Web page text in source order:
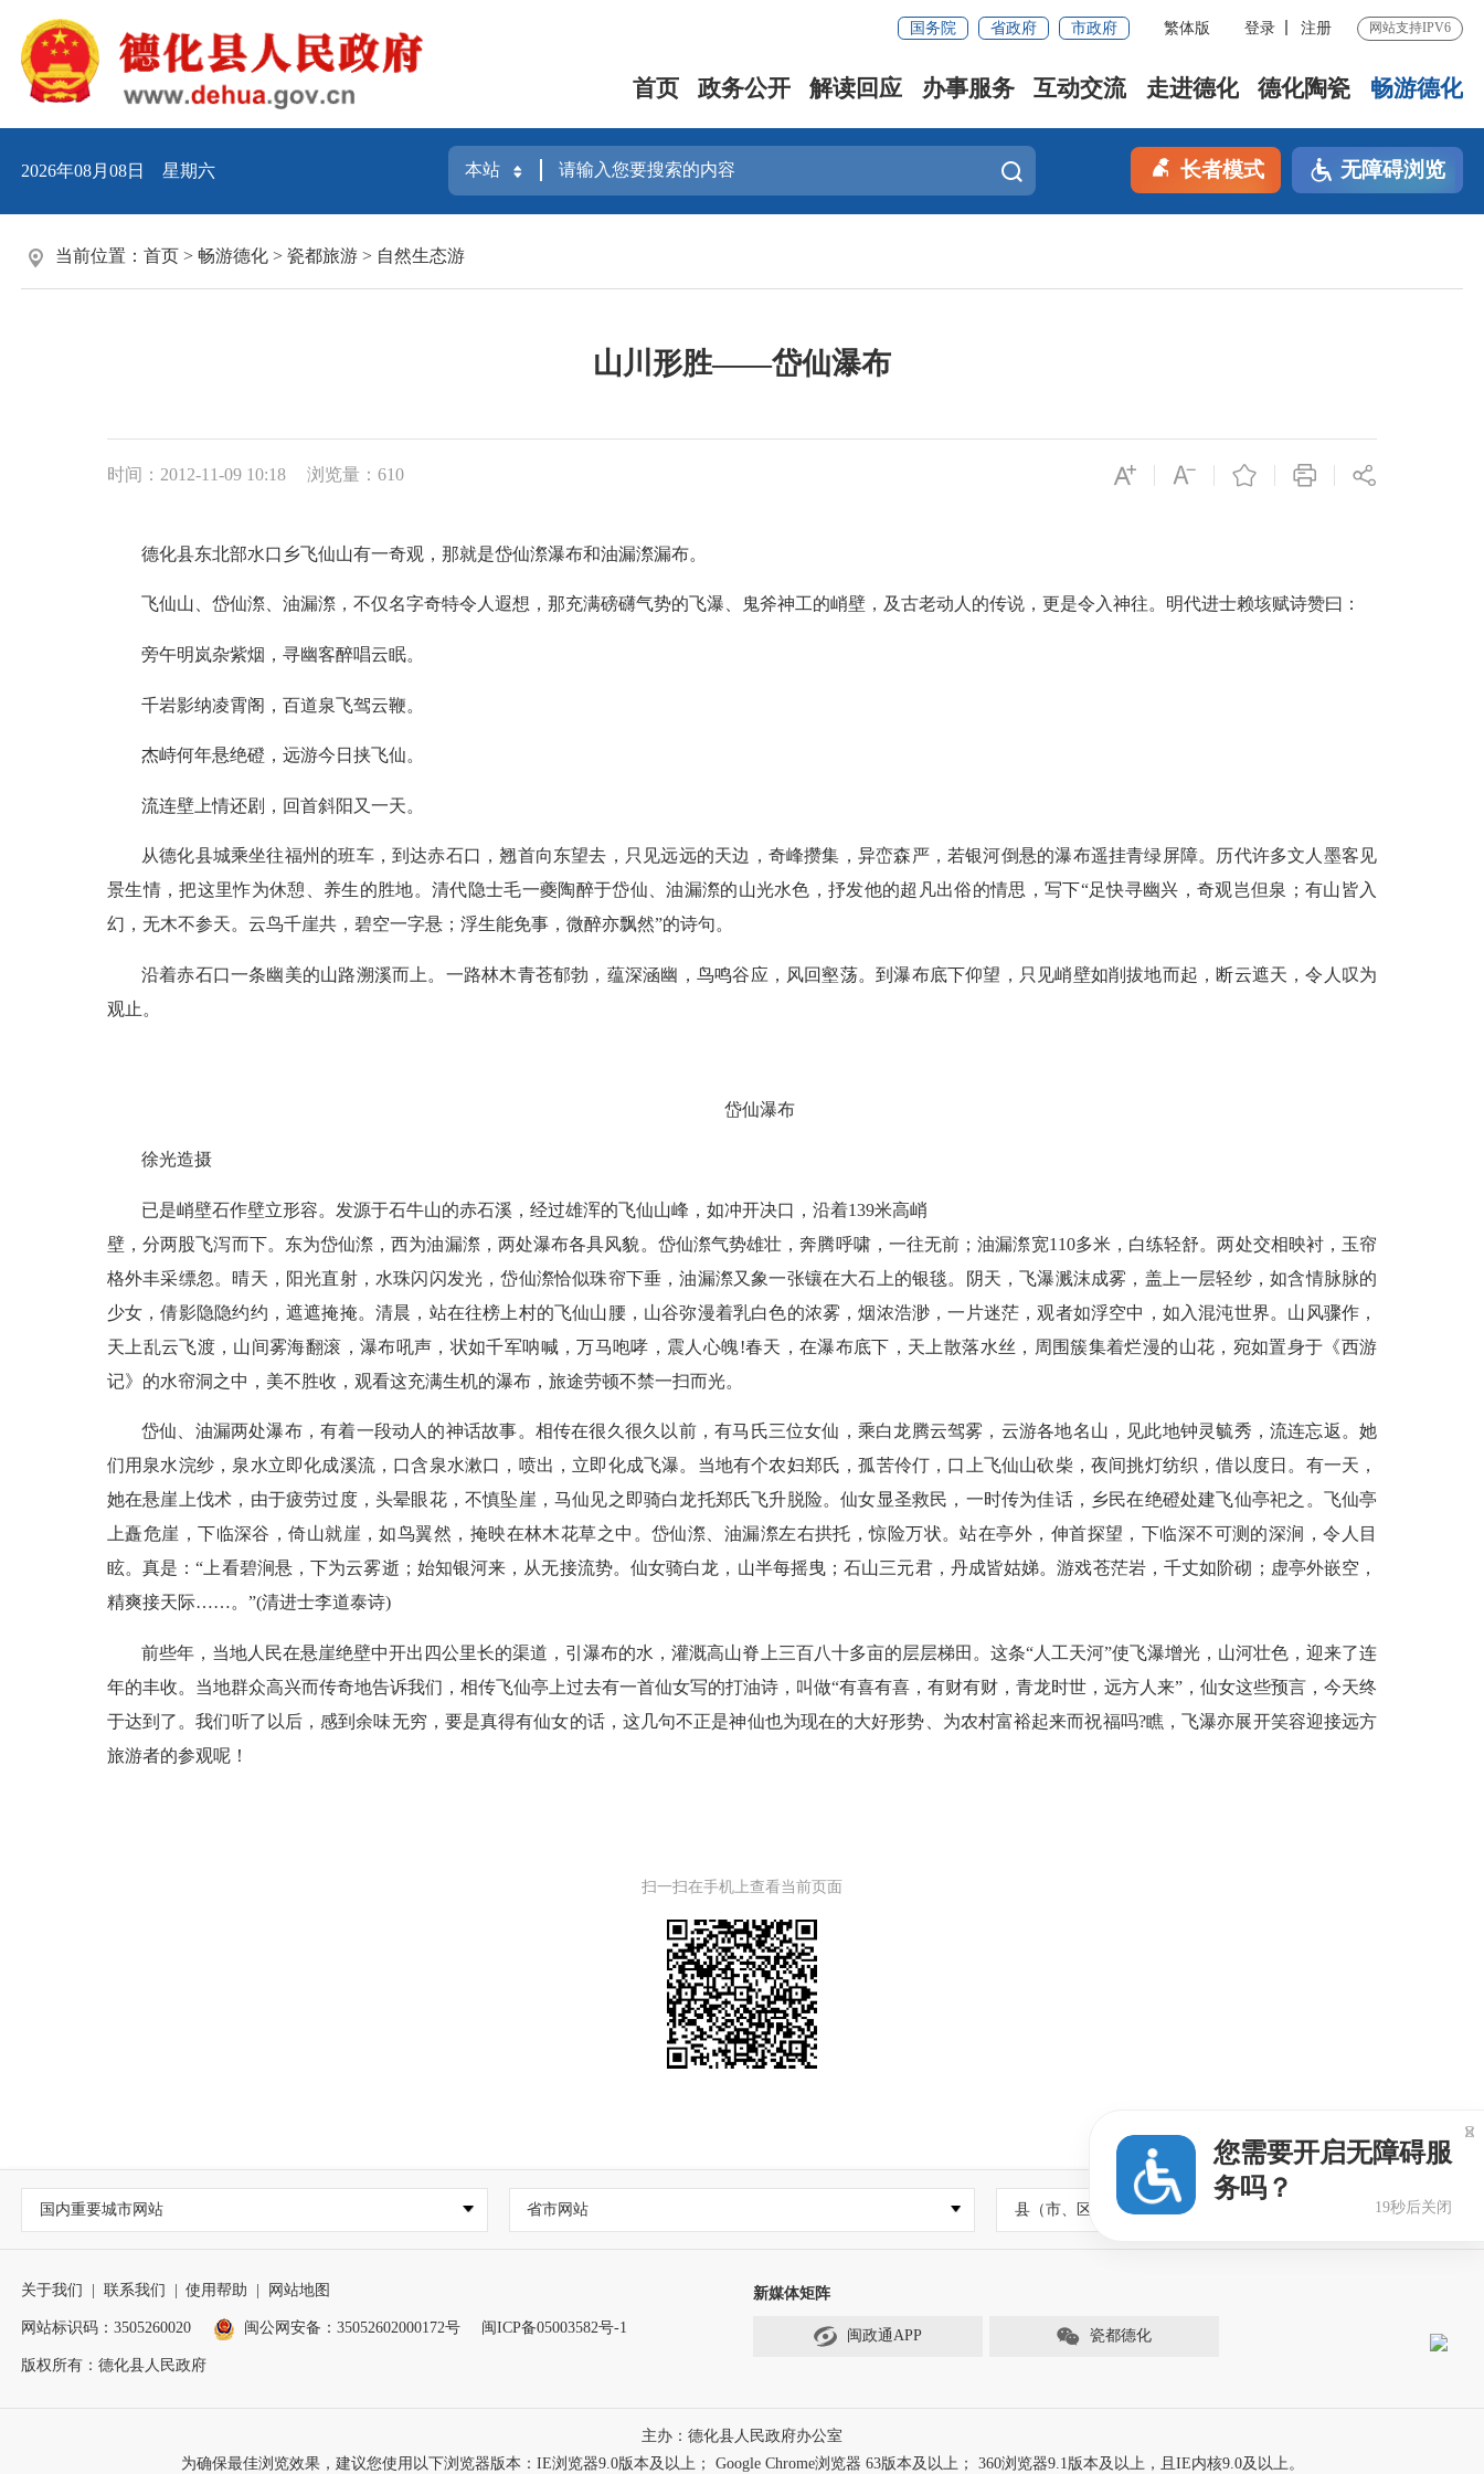
国务院 省政府 市政府 繁体版 登录 注册 网站支持IPV6
首页 政务公开 解读回应 办事服务 互动交流 走进德化 德化陶瓷 畅游德化
2026年08月08日 星期六 长者模式 无障碍浏览
当前位置： 首页 > 畅游德化 > 瓷都旅游 > 自然生态游
山川形胜——岱仙瀑布
时间：2012-11-09 10:18 浏览量：610
德化县东北部水口乡飞仙山有一奇观，那就是岱仙漈瀑布和油漏漈漏布。
飞仙山、岱仙漈、油漏漈，不仅名字奇特令人遐想，那充满磅礴气势的飞瀑、鬼斧神工的峭壁，及古老动人的传说，更是令入神往。明代进士赖垓赋诗赞曰：
旁午明岚杂紫烟，寻幽客醉唱云眠。
千岩影纳凌霄阁，百道泉飞驾云鞭。
杰峙何年悬绝磴，远游今日挟飞仙。
流连壁上情还剧，回首斜阳又一天。
从德化县城乘坐往福州的班车，到达赤石口，翘首向东望去，只见远远的天边，奇峰攒集，异峦森严，若银河倒悬的瀑布遥挂青绿屏障。历代许多文人墨客见
景生情，把这里怍为休憩、养生的胜地。清代隐士毛一夔陶醉于岱仙、油漏漈的山光水色，抒发他的超凡出俗的情思，写下“足快寻幽兴，奇观岂但泉；有山皆入
幻，无木不参天。云鸟千崖共，碧空一字悬；浮生能免事，微醉亦飘然”的诗句。
沿着赤石口一条幽美的山路溯溪而上。一路林木青苍郁勃，蕴深涵幽，鸟鸣谷应，风回壑荡。到瀑布底下仰望，只见峭壁如削拔地而起，断云遮天，令人叹为
观止。
岱仙瀑布
徐光造摄
已是峭壁石作壁立形容。发源于石牛山的赤石溪，经过雄浑的飞仙山峰，如冲开决口，沿着139米高峭
壁，分两股飞泻而下。东为岱仙漈，西为油漏漈，两处瀑布各具风貌。岱仙漈气势雄壮，奔腾呼啸，一往无前；油漏漈宽110多米，白练轻舒。两处交相映衬，玉帘
格外丰采缥忽。晴天，阳光直射，水珠闪闪发光，岱仙漈恰似珠帘下垂，油漏漈又象一张镶在大石上的银毯。阴天，飞瀑溅沫成雾，盖上一层轻纱，如含情脉脉的
少女，倩影隐隐约约，遮遮掩掩。清晨，站在往榜上村的飞仙山腰，山谷弥漫着乳白色的浓雾，烟浓浩渺，一片迷茫，观者如浮空中，如入混沌世界。山风骤作，
天上乱云飞渡，山间雾海翻滚，瀑布吼声，状如千军呐喊，万马咆哮，震人心魄!春天，在瀑布底下，天上散落水丝，周围簇集着烂漫的山花，宛如置身于《西游
记》的水帘洞之中，美不胜收，观看这充满生机的瀑布，旅途劳顿不禁一扫而光。
岱仙、油漏两处瀑布，有着一段动人的神话故事。相传在很久很久以前，有马氏三位女仙，乘白龙腾云驾雾，云游各地名山，见此地钟灵毓秀，流连忘返。她
们用泉水浣纱，泉水立即化成溪流，口含泉水漱口，喷出，立即化成飞瀑。当地有个农妇郑氏，孤苦伶仃，口上飞仙山砍柴，夜间挑灯纺织，借以度日。有一天，
她在悬崖上伐术，由于疲劳过度，头晕眼花，不慎坠崖，马仙见之即骑白龙托郑氏飞升脱险。仙女显圣救民，一时传为佳话，乡民在绝磴处建飞仙亭祀之。飞仙亭
上矗危崖，下临深谷，倚山就崖，如鸟翼然，掩映在林木花草之中。岱仙漈、油漏漈左右拱托，惊险万状。站在亭外，伸首探望，下临深不可测的深涧，令人目
眩。真是：“上看碧涧悬，下为云雾逝；始知银河来，从无接流势。仙女骑白龙，山半每摇曳；石山三元君，丹成皆姑娣。游戏苍茫岩，千丈如阶砌；虚亭外嵌空，
精爽接天际……。”(清进士李道泰诗)
前些年，当地人民在悬崖绝壁中开出四公里长的渠道，引瀑布的水，灌溉高山脊上三百八十多亩的层层梯田。这条“人工天河”使飞瀑增光，山河壮色，迎来了连
年的丰收。当地群众高兴而传奇地告诉我们，相传飞仙亭上过去有一首仙女写的打油诗，叫做“有喜有喜，有财有财，青龙时世，远方人来”，仙女这些预言，今天终
于达到了。我们听了以后，感到余味无穷，要是真得有仙女的话，这几句不正是神仙也为现在的大好形势、为农村富裕起来而祝福吗?瞧，飞瀑亦展开笑容迎接远方
旅游者的参观呢！
扫一扫在手机上查看当前页面
国内重要城市网站 省市网站 县（市、区）政府网站
关于我们 | 联系我们 | 使用帮助 | 网站地图
网站标识码：3505260020 闽公网安备：35052602000172号 闽ICP备05003582号-1
版权所有：德化县人民政府
新媒体矩阵
闽政通APP 瓷都德化
主办：德化县人民政府办公室
为确保最佳浏览效果，建议您使用以下浏览器版本：IE浏览器9.0版本及以上； Google Chrome浏览器 63版本及以上； 360浏览器9.1版本及以上，且IE内核9.0及以上。
您需要开启无障碍服
务吗？
18秒后关闭
